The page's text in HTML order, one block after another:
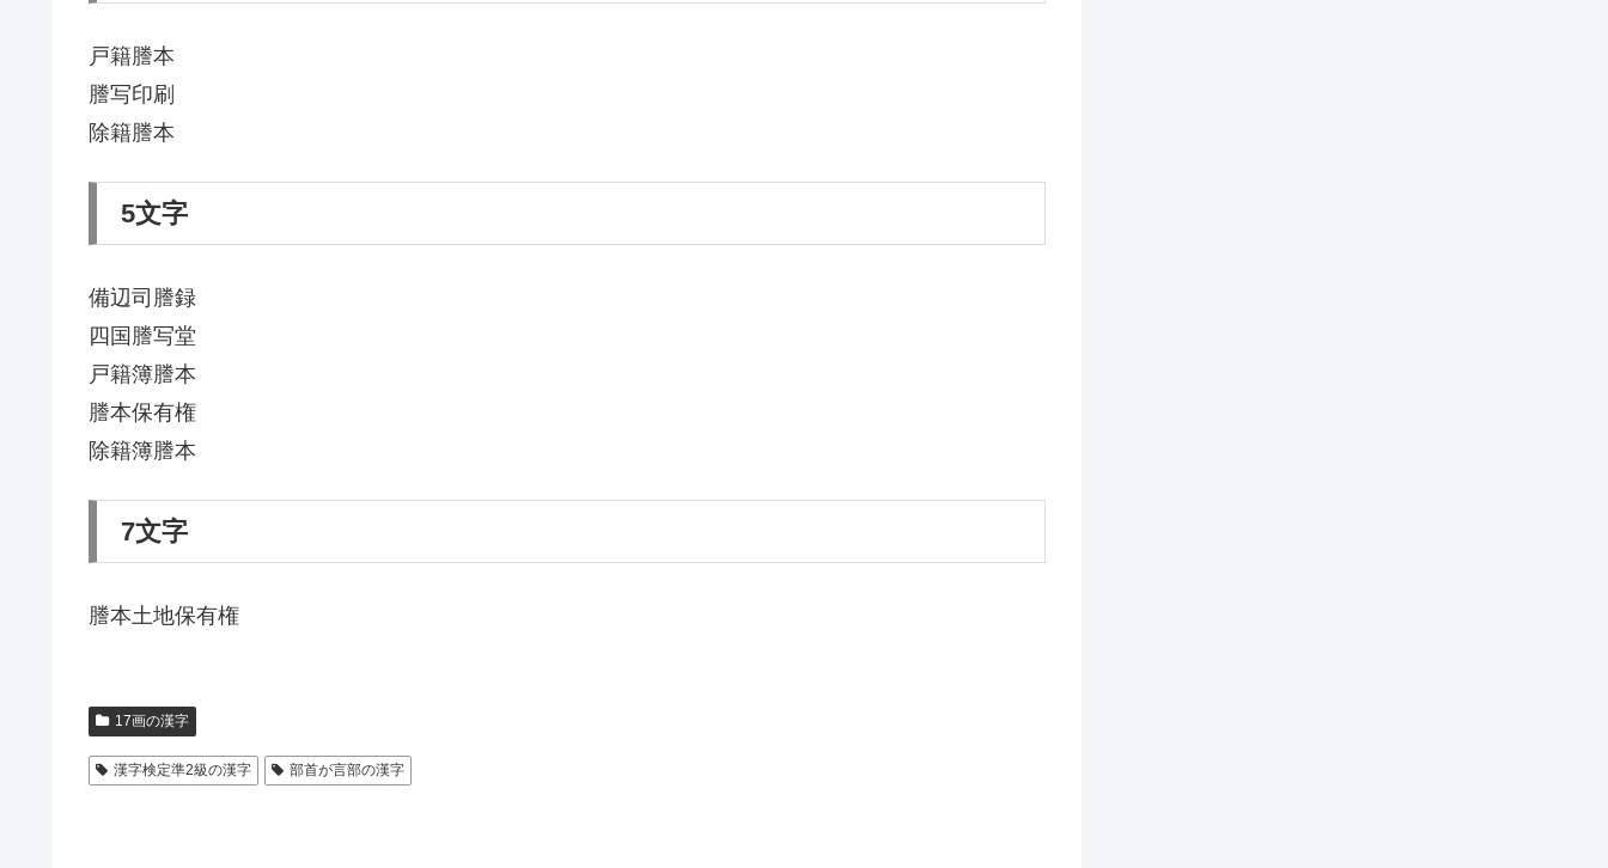
戸籍謄本
謄写印刷
除籍謄本
5文字
備辺司謄録
四国謄写堂
戸籍簿謄本
謄本保有権
除籍簿謄本
7文字
謄本土地保有権
17画の漢字
漢字検定準2級の漢字 部首が言部の漢字